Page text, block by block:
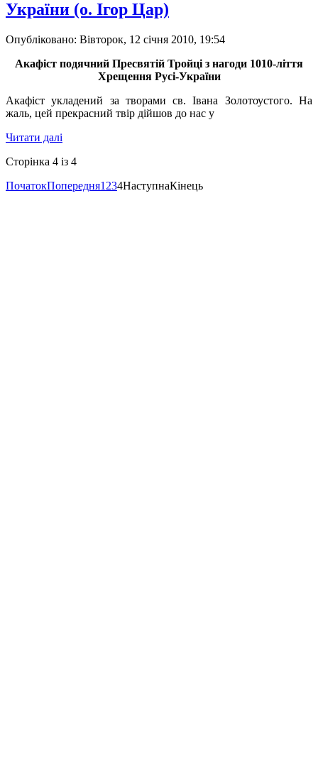
України (о. Ігор Цар)
Опубліковано: Вівторок, 12 січня 2010, 19:54
Акафіст подячний Пресвятій Тройці з нагоди 1010-ліття
Хрещення Русі-України
Акафіст укладений за творами св. Івана Золотоустого. На
жаль, цей прекрасний твір дійшов до нас у
Читати далі
Сторінка 4 із 4
ПочатокПопередня1 234НаступнаКінець